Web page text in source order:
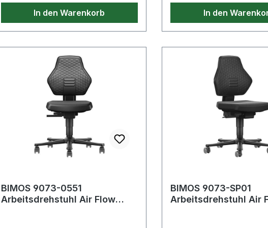
8.000 mm. 544 Saphirblau 100%
Polyester 235 g/m². - -
Normalwaschgang bei 40°C;Nicht
trocknen;Nicht bügeln;Nicht
Trockenreinigen
In den Warenkorb
8.000 mm. 544 Saphirblau 100%
Polyester 235 g/m². - -
Normalwaschgang bei
trocknen;Nicht
Trockenreinigen
In den
BIMOS 9073-0551
Arbeitsdrehstuhl Air Flow
BIMOS 9073-SP01
Arbeitsdrehstuhl Air